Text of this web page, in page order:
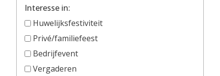
Interesse in:
Huwelijksfestiviteit
Privé/familiefeest
Bedrijfevent
Vergaderen